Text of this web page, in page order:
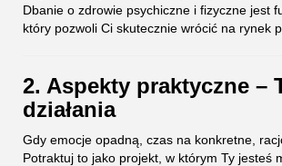
Dbanie o zdrowie psychiczne i fizyczne jest
który pozwoli Ci skutecznie wrócić na rynek
2. Aspekty praktyczne –
działania
Gdy emocje opadną, czas na konkretne,
Potraktuj to jako projekt, w którym Ty jesteś